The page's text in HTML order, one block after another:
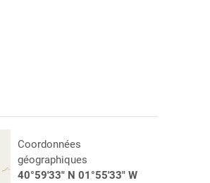
Coordonnées
géographiques
40°59'33" N 01°55'33" W